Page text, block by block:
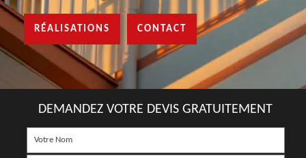
RÉALISATIONS CONTACT
DEMANDEZ VOTRE DEVIS GRATUITEMENT